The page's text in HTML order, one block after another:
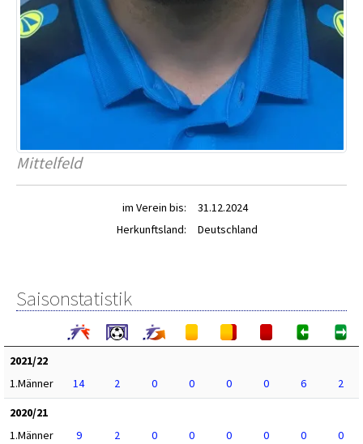
Mittelfeld
im Verein bis:
31.12.2024
Herkunftsland:
Deutschland
Saisonstatistik
2021/22
1.Männer
14 2 0 0 0 0 6
2
2020/21
1.Männer
9 2 0 0 0 0 0
0